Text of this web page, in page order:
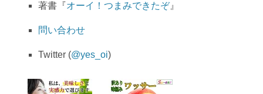
著書『オーイ！つまみできたぞ』
問い合わせ
Twitter (@yes_oi)